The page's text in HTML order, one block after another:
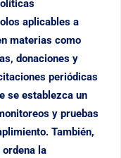
aplicables a
materias como
donaciones y
periódicas
se establezca un
y pruebas
También,
la